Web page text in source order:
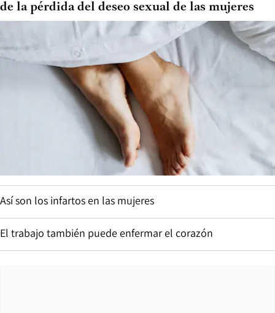
de la pérdida del deseo sexual de las mujeres
Así son los infartos en las mujeres
El trabajo también puede enfermar el corazón